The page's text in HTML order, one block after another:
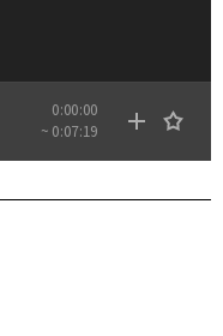
0:00:00
~ 0:07:19